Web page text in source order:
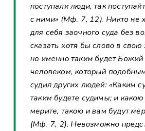
поступали люди, так
с ними» (Мф. 7, 12). Никто не
для себя заочного суда без
сказать хотя бы слово в свою
но именно таким будет Божий
человеком, который
судил других людей: «Каким
таким будете судимы; и
мерите, такою и вам будут
(Мф. 7, 2). Невозможно